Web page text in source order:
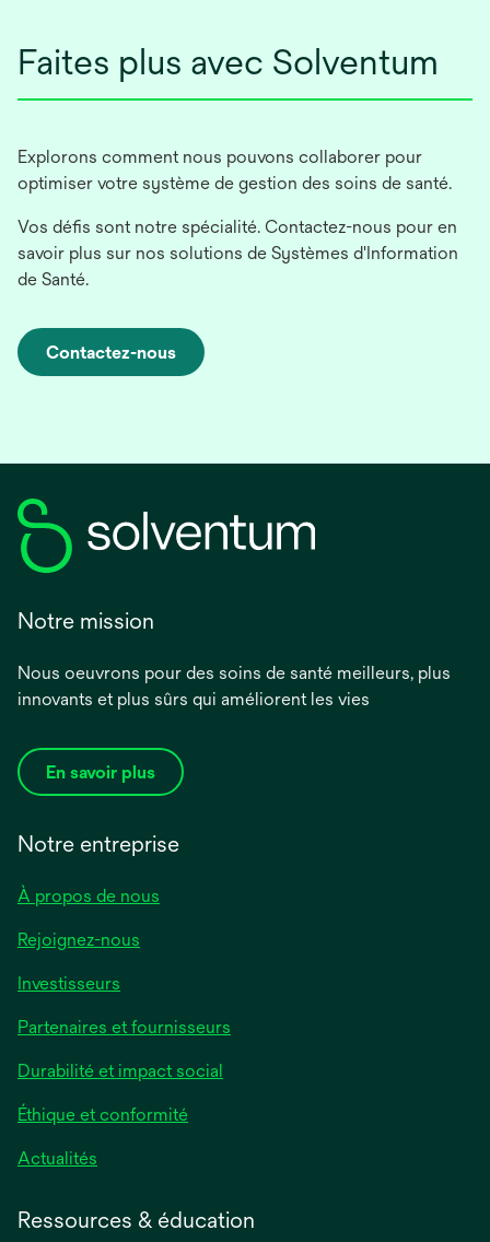
Faites plus avec Solventum
Explorons comment nous pouvons collaborer pour
optimiser votre système de gestion des soins de santé.
Vos défis sont notre spécialité. Contactez-nous pour en
savoir plus sur nos solutions de Systèmes d'Information
de Santé.
Contactez-nous
Notre mission
Nous oeuvrons pour des soins de santé meilleurs, plus
innovants et plus sûrs qui améliorent les vies
En savoir plus
Notre entreprise
À propos de nous
Rejoignez-nous
Investisseurs
Partenaires et fournisseurs
Durabilité et impact social
Éthique et conformité
Actualités
Ressources & éducation